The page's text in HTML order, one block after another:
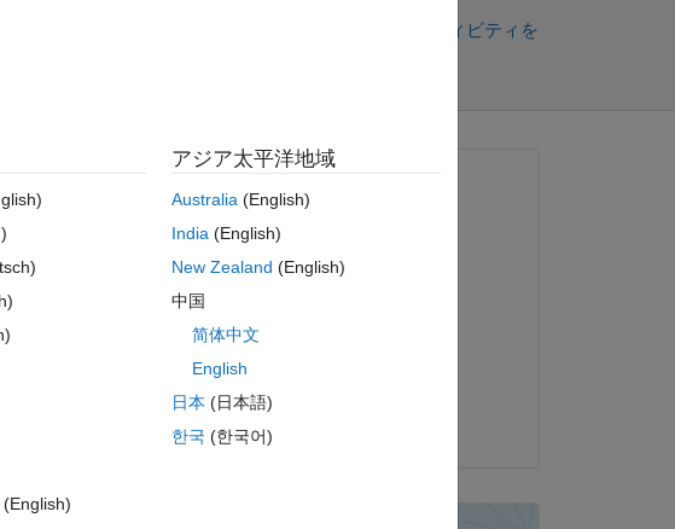
サインインしてアクティビティを
開く
2020 年 1 月 13 日
採用済み:
(English)
アジア太平洋地域
Australia(English)
India(English)
New Zealand (English)
中国
简体中文
English
日本 (日本語)
한국 (한국어)